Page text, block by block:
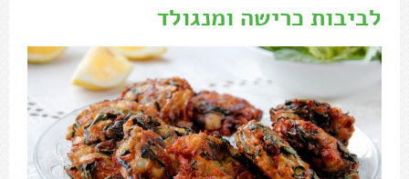
לביבות כרישה ומנגולד